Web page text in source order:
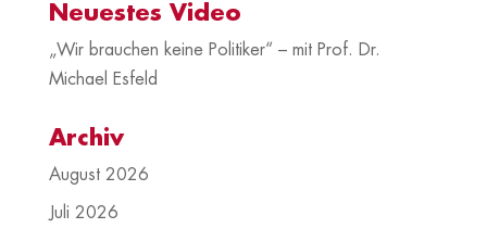
Neuestes Video
„Wir brauchen keine Politiker“ – mit Prof. Dr.
Michael Esfeld
Archiv
August 2026
Juli 2026